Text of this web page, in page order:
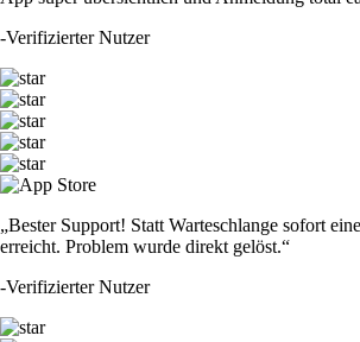
-Verifizierter Nutzer
„Bester Support! Statt Warteschlange sofort
erreicht. Problem wurde direkt gelöst.“
-Verifizierter Nutzer